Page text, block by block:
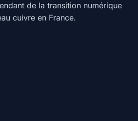
de la transition numérique
cuivre en France.